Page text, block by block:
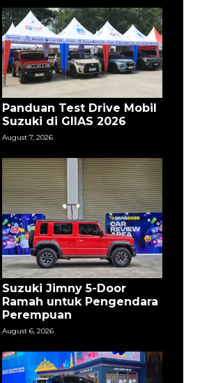
Panduan Test Drive Mobil
Suzuki di GIIAS 2026
August 7, 2026
Suzuki Jimny 5-Door
Ramah untuk Pengendara
Perempuan
August 6, 2026